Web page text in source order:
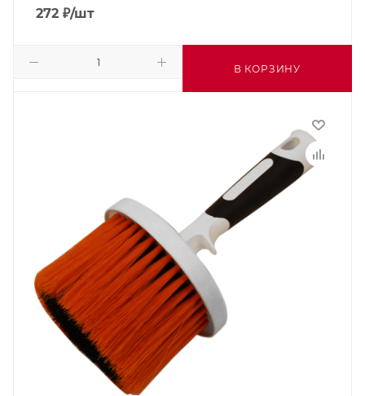
272 ₽/шт
В КОРЗИНУ